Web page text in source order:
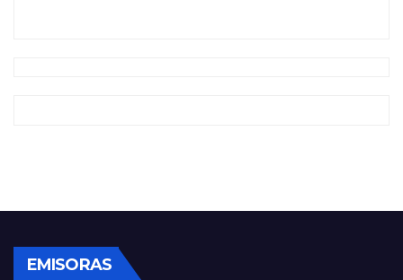
EMISORAS